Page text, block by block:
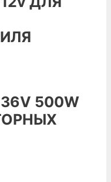
500W